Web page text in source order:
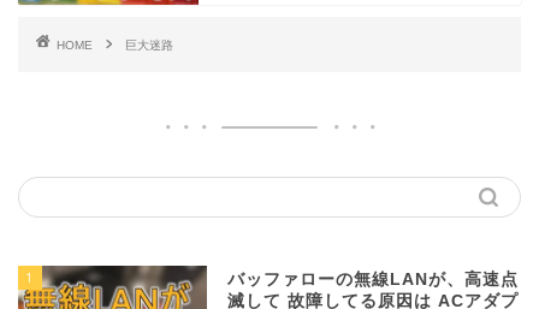
HOME 巨大迷路
1
バッファローの無線LANが、高速点
滅して 故障してる原因は ACアダプ